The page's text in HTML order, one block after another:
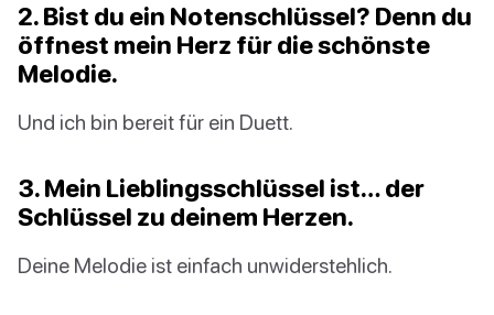
2. Bist du ein Notenschlüssel? Denn du
öffnest mein Herz für die schönste
Melodie.
Und ich bin bereit für ein Duett.
3. Mein Lieblingsschlüssel ist… der
Schlüssel zu deinem Herzen.
Deine Melodie ist einfach unwiderstehlich.